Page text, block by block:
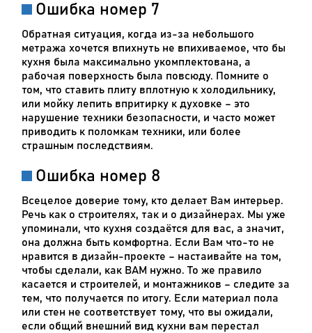
Ошибка номер 7
Обратная ситуация, когда из-за небольшого
метража хочется впихнуть не впихиваемое, что бы
кухня была максимально укомплектована, а
рабочая поверхность была повсюду. Помните о
том, что ставить плиту вплотную к холодильнику,
или мойку лепить впритирку к духовке – это
нарушение техники безопасности, и часто может
приводить к поломкам техники, или более
страшным последствиям.
Ошибка номер 8
Всецелое доверие тому, кто делает Вам интерьер.
Речь как о строителях, так и о дизайнерах. Мы уже
упоминали, что кухня создаётся для вас, а значит,
она должна быть комфортна. Если Вам что-то не
нравится в дизайн-проекте – настаивайте на том,
чтобы сделали, как ВАМ нужно. То же правило
касается и строителей, и монтажников – следите за
тем, что получается по итогу. Если материал пола
или стен не соответствует тому, что вы ожидали,
если общий внешний вид кухни вам перестал